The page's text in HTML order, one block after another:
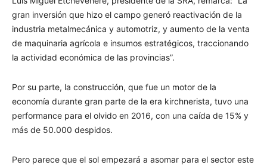
gran inversión que hizo el campo generó reactivación de la
industria metalmecánica y automotriz, y aumento de la venta
de maquinaria agrícola e insumos estratégicos, traccionando
la actividad económica de las provincias”.
Por su parte, la construcción, que fue un motor de la
economía durante gran parte de la era kirchnerista, tuvo una
performance para el olvido en 2016, con una caída de 15% y
más de 50.000 despidos.
Pero parece que el sol empezará a asomar para el sector este